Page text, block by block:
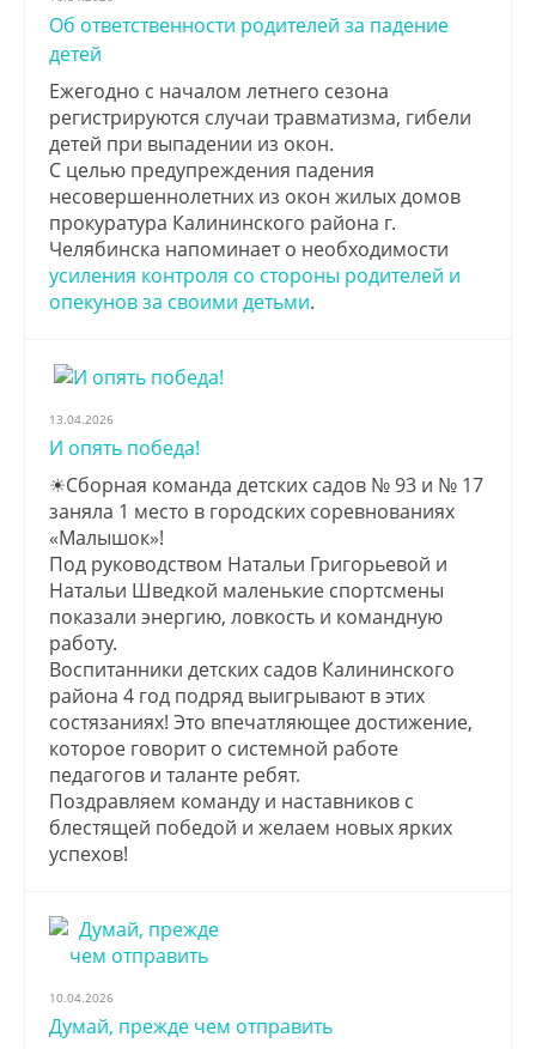
Об ответственности родителей за падение
детей
Ежегодно с началом летнего сезона
регистрируются случаи травматизма, гибели
детей при выпадении из окон.
С целью предупреждения падения
несовершеннолетних из окон жилых домов
прокуратура Калининского района г.
Челябинска напоминает о необходимости
усиления контроля со стороны родителей и
опекунов за своими детьми.
13.04.2026
И опять победа!
☀Сборная команда детских садов № 93 и № 17
заняла 1 место в городских соревнованиях
«Малышок»!
Под руководством Натальи Григорьевой и
Натальи Шведкой маленькие спортсмены
показали энергию, ловкость и командную
работу.
Воспитанники детских садов Калининского
района 4 год подряд выигрывают в этих
состязаниях! Это впечатляющее достижение,
которое говорит о системной работе
педагогов и таланте ребят.
Поздравляем команду и наставников с
блестящей победой и желаем новых ярких
успехов!
10.04.2026
Думай, прежде чем отправить